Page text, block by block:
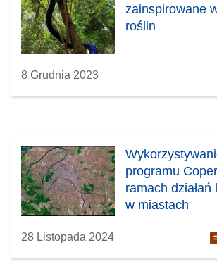
zainspirowane
roślin
8 Grudnia 2023
programu
ramach
w miastach
28 Listopada 2024